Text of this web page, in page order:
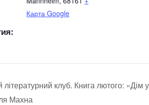
Карта Google
літературний клуб. Книга лютого: «Дім
Махна